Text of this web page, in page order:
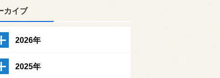
カイブ
2026年
2025年